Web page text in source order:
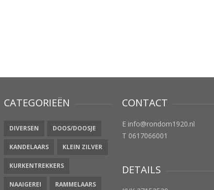
CATEGORIEËN
DIVERSEN DOOS/DOOSJE
KANDELAARS KLEIN ZILVER
KURKENTREKKERS
NAAIGEREI RAMMELAARS
CONTACT
E info@rondom1920.nl
T 0617066001
DETAILS